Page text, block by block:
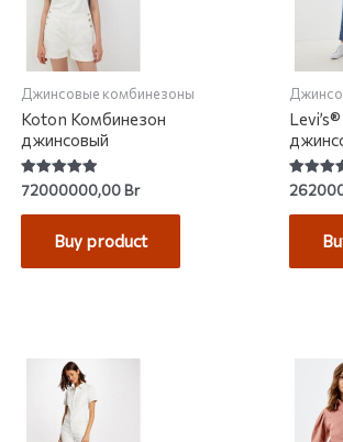
Джинсовые комбинезоны
Koton Комбинезон
джинсовый
Rated
5.00
out of 5
72000000,00Br
Buy product
Rated
4.54
out of 5